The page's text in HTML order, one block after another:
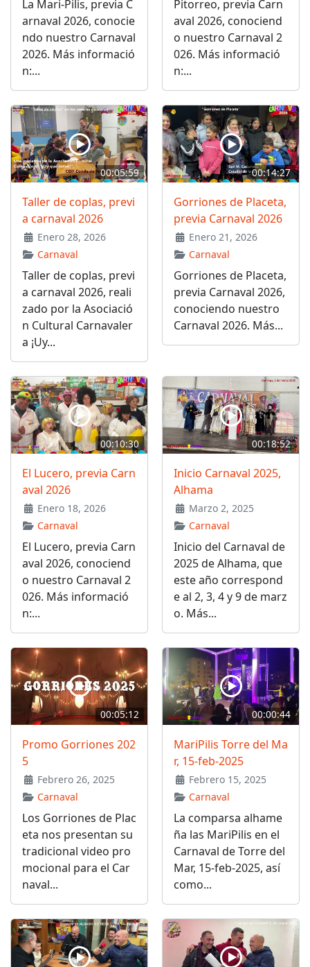
La Mari-Pilis, previa C
arnaval 2026, conocie
ndo nuestro Carnaval
2026. Más informació
n:...
Pitorreo, previa Carn
aval 2026, conociend
o nuestro Carnaval 2
026. Más informació
n:...
00:05:59
Taller de coplas, previ
a carnaval 2026
Enero 28, 2026
Carnaval
Taller de coplas, previ
a carnaval 2026, reali
zado por la Asociació
n Cultural Carnavaler
a ¡Uy...
00:14:27
Gorriones de Placeta,
previa Carnaval 2026
Enero 21, 2026
Carnaval
Gorriones de Placeta,
previa Carnaval 2026,
conociendo nuestro
Carnaval 2026. Más...
00:10:30
El Lucero, previa Carn
aval 2026
Enero 18, 2026
Carnaval
El Lucero, previa Carn
aval 2026, conociend
o nuestro Carnaval 2
026. Más informació
n:...
00:18:52
Inicio Carnaval 2025,
Alhama
Marzo 2, 2025
Carnaval
Inicio del Carnaval de
2025 de Alhama, que
este año correspond
e al 2, 3, 4 y 9 de marz
o. Más...
00:05:12
Promo Gorriones 202
5
Febrero 26, 2025
Carnaval
Los Gorriones de Plac
eta nos presentan su
tradicional video pro
mocional para el Car
naval...
00:00:44
MariPilis Torre del Ma
r, 15-feb-2025
Febrero 15, 2025
Carnaval
La comparsa alhame
ña las MariPilis en el
Carnaval de Torre del
Mar, 15-feb-2025, así
como...